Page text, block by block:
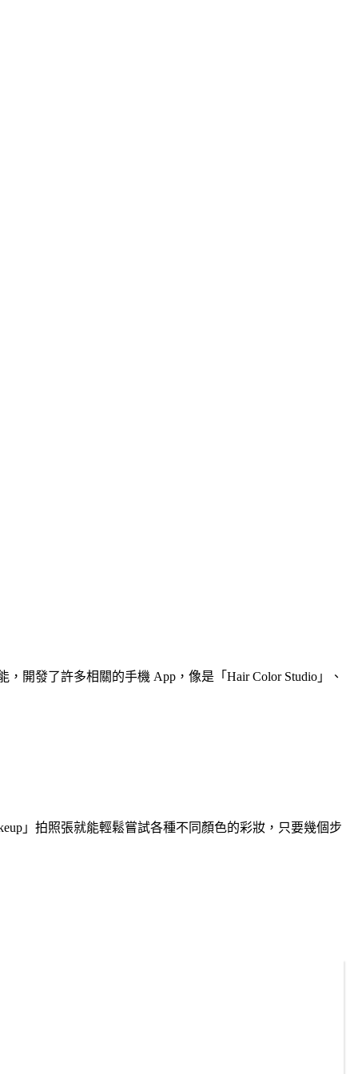
開發了許多相關的手機 App，像是「Hair Color Studio」、
」拍照張就能輕鬆嘗試各種不同顏色的彩妝，只要幾個步